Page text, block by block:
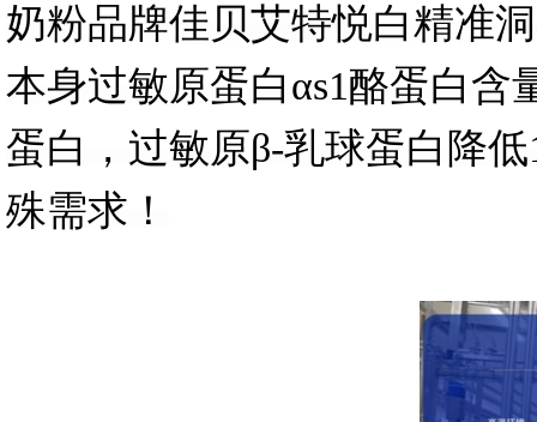
奶粉品牌佳贝艾特悦白精准
本身过敏原蛋白αs1酪蛋白含
蛋白，过敏原β-乳球蛋白降
殊需求！